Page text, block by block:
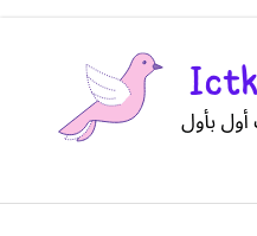
الكويت